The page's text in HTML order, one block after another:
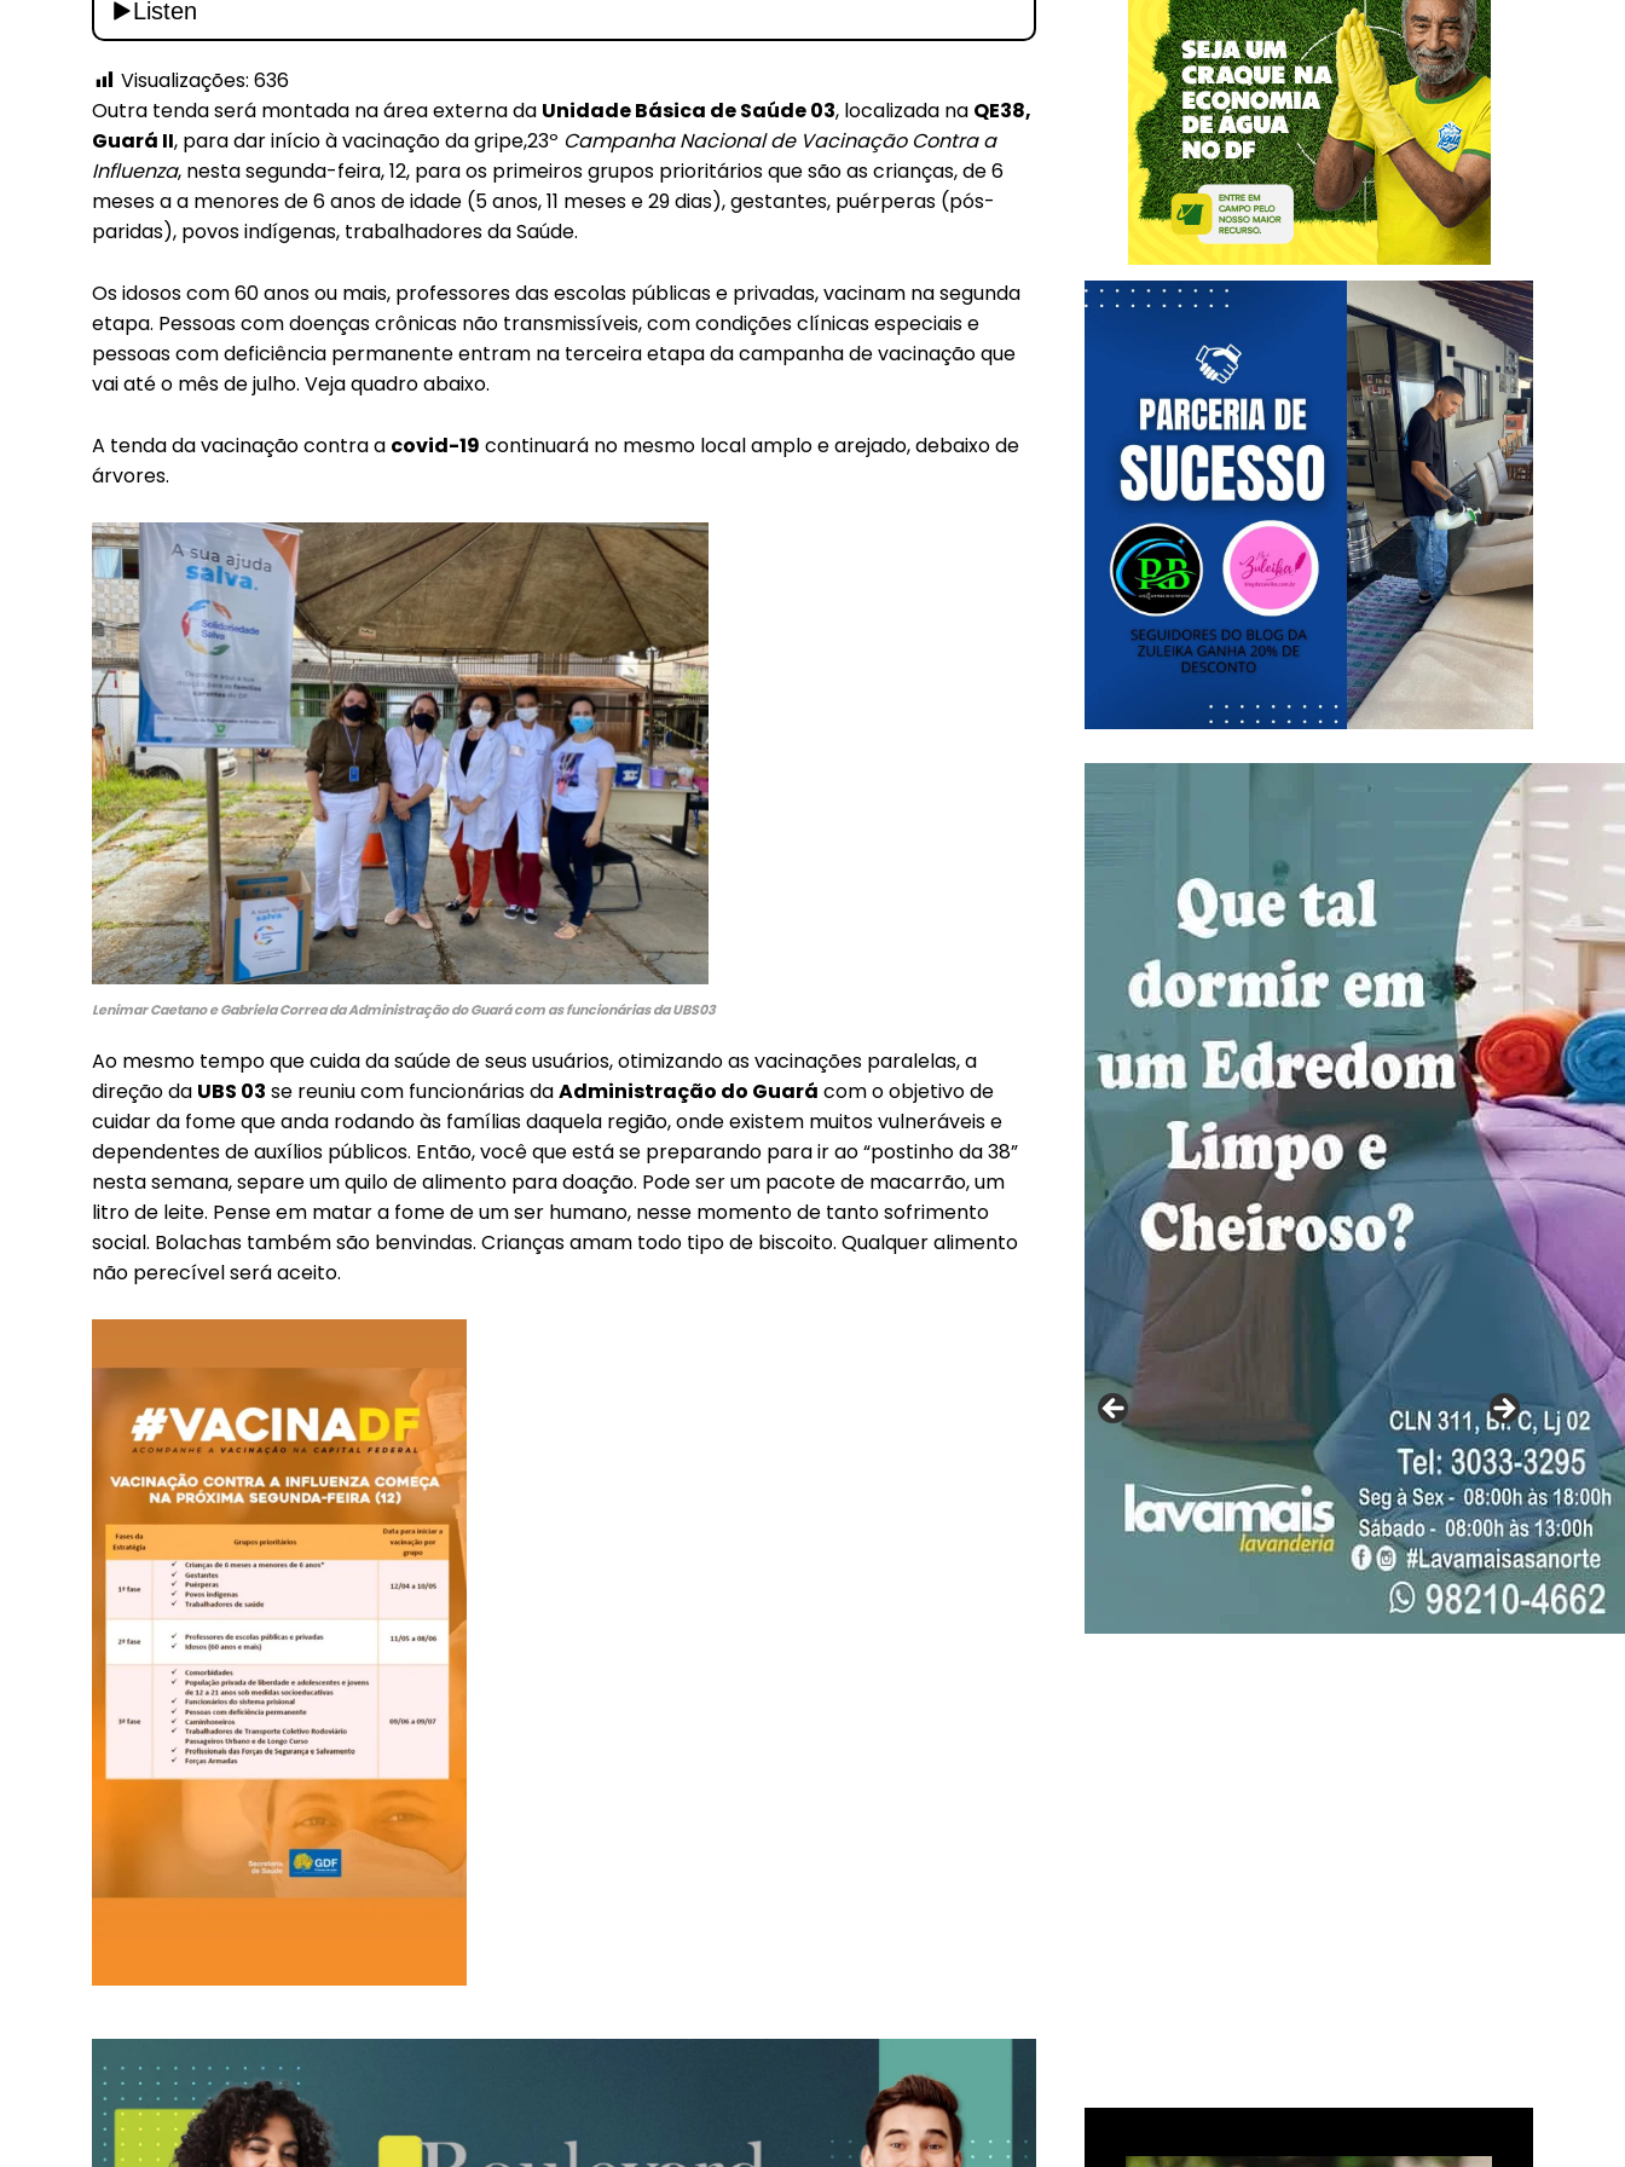
Included for free:
Etiam est nibh, lobortis sit
Praesent euismod ac
Ut mollis pellentesque tortor
Nullam eu erat condimentum
Donec quis est ac felis
Orci varius natoque dolor
Pro
Visualizações: 636
Outra tenda será montada na área externa da Unidade Básica de Saúde 03, localizada na QE38,
Guará II, para dar início à vacinação da gripe,23º Campanha Nacional de Vacinação Contra a
Influenza, nesta segunda-feira, 12, para os primeiros grupos prioritários que são as crianças, de 6
meses a a menores de 6 anos de idade (5 anos, 11 meses e 29 dias), gestantes, puérperas (pós-
paridas), povos indígenas, trabalhadores da Saúde.
Os idosos com 60 anos ou mais, professores das escolas públicas e privadas, vacinam na segunda
etapa. Pessoas com doenças crônicas não transmissíveis, com condições clínicas especiais e
pessoas com deficiência permanente entram na terceira etapa da campanha de vacinação que
vai até o mês de julho. Veja quadro abaixo.
A tenda da vacinação contra a covid-19 continuará no mesmo local amplo e arejado, debaixo de
árvores.
Lenimar Caetano e Gabriela Correa da Administração do Guará com as funcionárias da UBS03
Ao mesmo tempo que cuida da saúde de seus usuários, otimizando as vacinações paralelas, a
direção da UBS 03 se reuniu com funcionárias daAdministração do Guará com o objetivo de
cuidar da fome que anda rodando às famílias daquela região, onde existem muitos vulneráveis e
dependentes de auxílios públicos. Então, você que está se preparando para ir ao “postinho da 38”
nesta semana, separe um quilo de alimento para doação. Pode ser um pacote de macarrão, um
litro de leite. Pense em matar a fome de um ser humano, nesse momento de tanto sofrimento
social. Bolachas também são benvindas. Crianças amam todo tipo de biscoito. Qualquer alimento
não perecível será aceito.